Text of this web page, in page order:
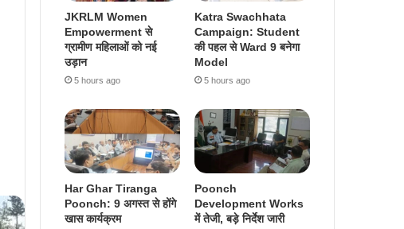
JKRLM Women
Empowerment से
ग्रामीण महिलाओं को नई
उड़ान
5 hours ago
Katra Swachhata
Campaign: Student
की पहल से Ward 9 बनेगा
Model
5 hours ago
Har Ghar Tiranga
Poonch: 9 अगस्त से होंगे
खास कार्यक्रम
Poonch
Development Works
में तेजी, बड़े निर्देश जारी